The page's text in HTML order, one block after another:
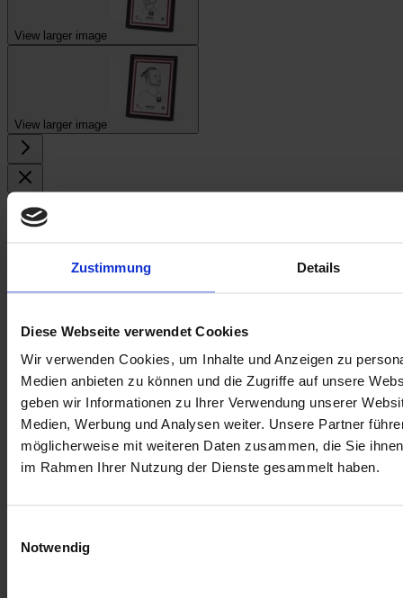
Zustimmung Details
Diese Webseite verwendet Cookies
Wir verwenden Cookies, um Inhalte und Anzeigen zu
Medien anbieten zu können und die Zugriffe auf unsere
geben wir Informationen zu Ihrer Verwendung unserer
Medien, Werbung und Analysen weiter. Unsere Partner
möglicherweise mit weiteren Daten zusammen, die Sie
im Rahmen Ihrer Nutzung der Dienste gesammelt haben.
Notwendig
View larger image
View larger image
Tschutti Bild gerahmt A3
tschutti: gerahmte portraits der Fußball-EM der Männer 2016
Männerfußball EM
Gestaltet und in Szene gesetzt mit hochwertigen Illustrationen von
Auf Lager
m2100000033959
Optionen
MOTIV
In den Warenkorb